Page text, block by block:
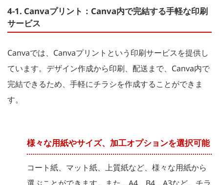
4-1. Canvaプリント：Canva内で完結する手軽な印刷
サービス
Canvaでは、Canvaプリントという印刷サービスを提供し
ています。デザイン作成から印刷、配送まで、Canva内で
完結できるため、手軽にチラシを作成することができま
す。
様々な用紙やサイズ、加工オプションを選択可能
コート紙、マット紙、上質紙など、様々な用紙から